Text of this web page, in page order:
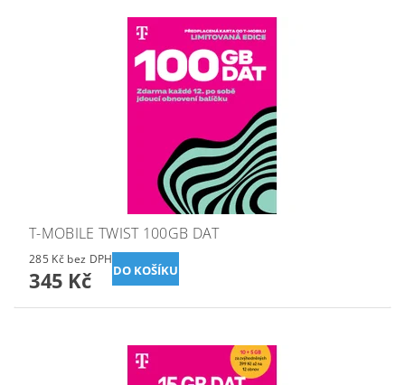
T-MOBILE TWIST 100GB DAT
285 Kč bez DPH
345 Kč